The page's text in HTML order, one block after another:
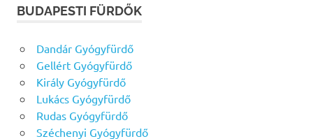
BUDAPESTI FÜRDŐK
Dandár Gyógyfürdő
Gellért Gyógyfürdő
Király Gyógyfürdő
Lukács Gyógyfürdő
Rudas Gyógyfürdő
Széchenyi Gyógyfürdő